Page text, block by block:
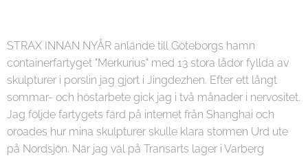
STRAX INNAN NYÅR anlände till Göteborgs hamn
containerfartyget "Merkurius" med 13 stora lådor fyllda av
skulpturer i porslin jag gjort i Jingdezhen. Efter ett långt
sommar- och höstarbete gick jag i två månader i nervositet.
Jag följde fartygets färd på internet från Shanghai och
oroades hur mina skulpturer skulle klara stormen Urd ute
på Nordsjön. När jag väl på Transarts lager i Varberg